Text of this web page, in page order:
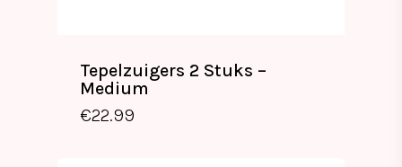
Tepelzuigers 2 Stuks –
Medium
€22.99